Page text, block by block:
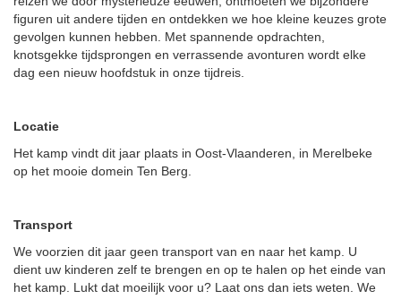
figuren uit andere tijden en ontdekken we hoe kleine keuzes grote
gevolgen kunnen hebben. Met spannende opdrachten,
knotsgekke tijdsprongen en verrassende avonturen wordt elke
dag een nieuw hoofdstuk in onze tijdreis.
Locatie
Het kamp vindt dit jaar plaats in Oost-Vlaanderen, in Merelbeke
op het mooie domein Ten Berg.
Transport
We voorzien dit jaar geen transport van en naar het kamp. U
dient uw kinderen zelf te brengen en op te halen op het einde van
het kamp. Lukt dat moeilijk voor u? Laat ons dan iets weten. We